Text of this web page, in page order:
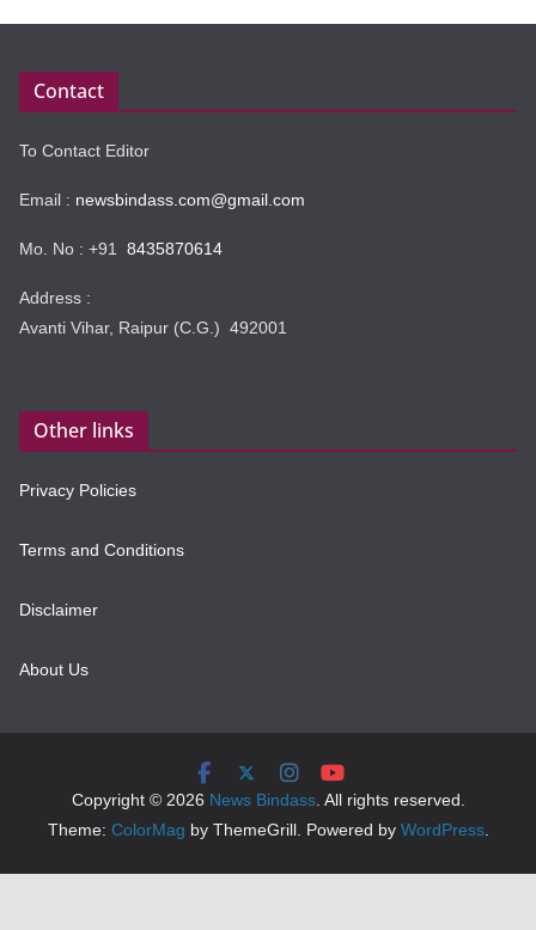
Contact
To Contact Editor
Email : newsbindass.com@gmail.com
Mo. No : +91 8435870614
Address :
Avanti Vihar, Raipur (C.G.) 492001
Other links
Privacy Policies
Terms and Conditions
Disclaimer
About Us
Copyright © 2026 News Bindass. All rights reserved.
Theme: ColorMag by ThemeGrill. Powered by WordPress.